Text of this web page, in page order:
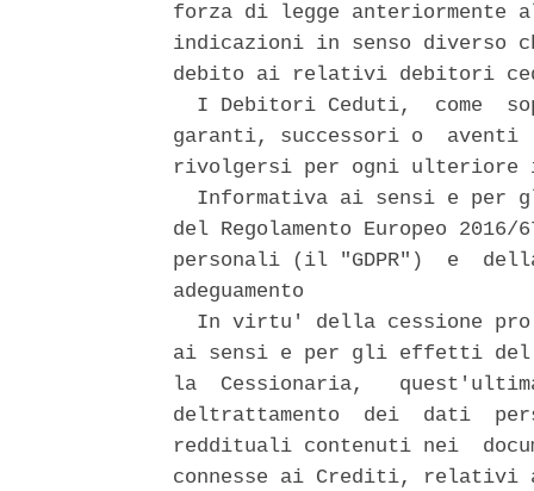
forza di legge anteriormente
indicazioni in senso diverso
debito ai relativi debitori
I Debitori Ceduti,  come
garanti, successori o
rivolgersi per ogni ulteriore
Informativa ai sensi e per
del Regolamento Europeo
personali (il "GDPR")  e
adeguamento
In virtu' della cessione
ai sensi e per gli effetti del
la  Cessionaria,
deltrattamento  dei  dati
reddituali contenuti nei
connesse ai Crediti,